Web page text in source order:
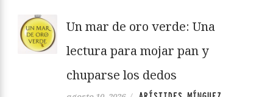
Un mar de oro verde: Una
lectura para mojar pan y
chuparse los dedos